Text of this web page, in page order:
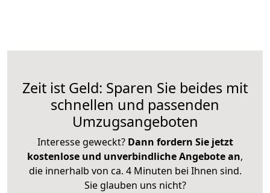
Zeit ist Geld: Sparen Sie beides mit
schnellen und passenden
Umzugsangeboten
Interesse geweckt? Dann fordern Sie jetzt
kostenlose und unverbindliche Angebote an,
die innerhalb von ca. 4 Minuten bei Ihnen sind.
Sie glauben uns nicht?